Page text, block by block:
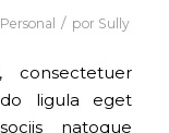
Personal / por Sully
ligula eget
natoque